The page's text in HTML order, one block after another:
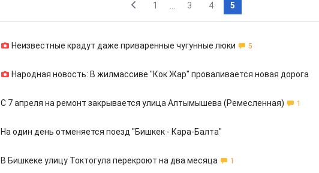
1 3 4 5
Неизвестные крадут даже приваренные чугунные люки 5
Народная новость: В жилмассиве "Кок Жар" проваливается новая дорога
С 7 апреля на ремонт закрывается улица Алтымышева (Ремесленная) 1
На один день отменяется поезд "Бишкек - Кара-Балта"
В Бишкеке улицу Токтогула перекроют на два месяца 1